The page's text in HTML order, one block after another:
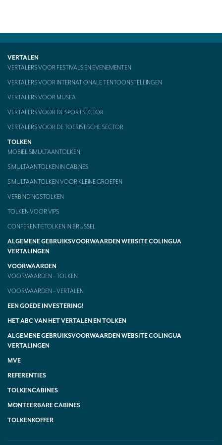
VERTALEN
VERTALERS VOOR FESTIVALS EN EVENEMENTEN
VERTALERS VOOR INTERNATIONALE TENTOONSTELLINGEN
VERTALERS VOOR MUSEA
VERTALERS VOOR DE SPORTSECTOR
VERTALERS VOOR DE TOERISTISCHE SECTOR
TOLKEN
MOBIEL SIMULTAANTOLKEN
SIMULTAANTOLKEN IN CABINES
SIMULTAANTOLKEN VOOR KLEINE GROEPEN
VERBINDINGSTOLKEN
TOLKEN VOOR VIPS
CONFERENTIETOLKEN IN BRUSSEL
ALGEMENE GEBRUIKSVOORWAARDEN WEBSITE COLINGUA
VERTALINGEN
VOORWAARDEN
VOORWAARDEN – TOLKEN
VOORWAARDEN – VERTALEN
EEN GOEDE INVESTERING!
HET ABC VAN HET VERTALEN EN TOLKEN
ALGEMENE GEBRUIKSVOORWAARDEN WEBSITE COLINGUA
VERTALINGEN
MVE
REFERENTIES
TOLKENCABINES
MONTEERBARE CABINES
TOLKENKOFFER